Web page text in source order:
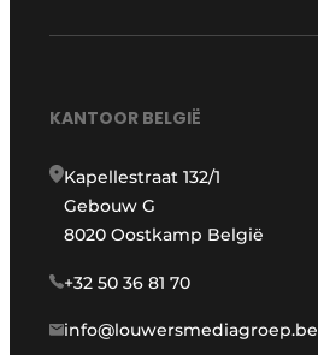
KANTOOR BELGIË
Kapellestraat 132/1
Gebouw G
8020 Oostkamp België
+32 50 36 81 70
info@louwersmediagroep.be